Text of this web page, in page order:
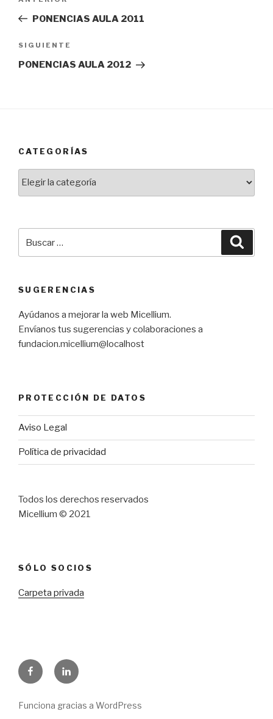
entradas
anterior:
PONENCIAS AULA 2011
Siguiente
entrada
SIGUIENTE
PONENCIAS AULA 2012
CATEGORÍAS
por:
SUGERENCIAS
Ayúdanos a mejorar la web Micellium.
Envíanos tus sugerencias y colaboraciones a
fundacion.micellium@localhost
PROTECCIÓN DE DATOS
Aviso Legal
Política de privacidad
Todos los derechos reservados
Micellium © 2021
SÓLO SOCIOS
Carpeta privada
FacebookLinkedIn
Funciona gracias a WordPress